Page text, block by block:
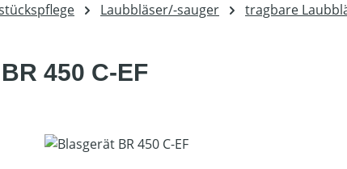
Laubbläser/-sauger tragbare
450 C-EF